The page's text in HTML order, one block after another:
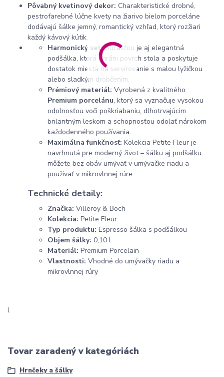
Pôvabný kvetinový dekor: Charakteristické drobné,
pestrofarebné lúčne kvety na žiarivo bielom porceláne
dodávajú šálke jemný, romantický vzhľad, ktorý rozžiari
každý kávový kútik.
Harmonický set:Súčasťou je aj elegantná
podšálka, ktorá chráni povrch stola a poskytuje
dostatok miesta na servírovanie s malou lyžičkou
alebo sladkým drobčením.
Prémiový materiál: Vyrobená z kvalitného
Premium porcelánu, ktorý sa vyznačuje vysokou
odolnosťou voči poškriabaniu, dlhotrvajúcim
brilantným leskom a schopnosťou odolať nárokom
každodenného používania.
Maximálna funkčnosť: Kolekcia Petite Fleur je
navrhnutá pre moderný život – šálku aj podšálku
môžete bez obáv umývať v umývačke riadu a
používať v mikrovlnnej rúre.
Technické detaily:
Značka: Villeroy & Boch
Kolekcia: Petite Fleur
Typ produktu: Espresso šálka s podšálkou
Objem šálky: 0,10 l
Materiál: Premium Porcelain
Vlastnosti: Vhodné do umývačky riadu a
mikrovlnnej rúry
l
Tovar zaradený v kategóriách
Hrnčeky a šálky